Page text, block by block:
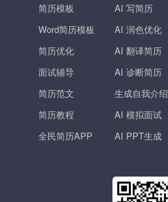
简历模板
Word简历模板
简历优化
面试辅导
简历范文
简历教程
全民简历APP
AI 写简历
AI 润色优化
AI 翻译简历
AI 诊断简历
生成自我介绍
AI 模拟面试
AI PPT生成